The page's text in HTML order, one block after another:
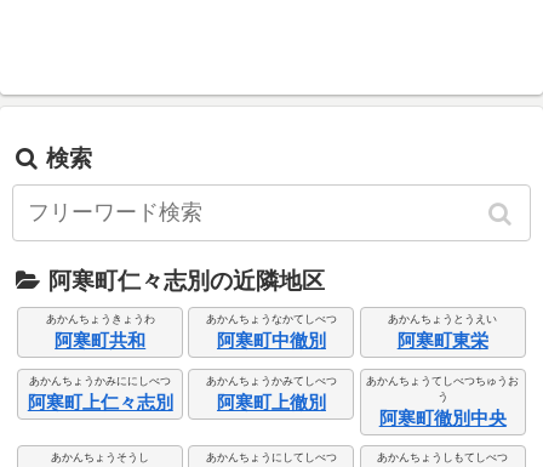
検索
阿寒町仁々志別の近隣地区
あかんちょうきょうわ
阿寒町共和
あかんちょうなかてしべつ
阿寒町中徹別
あかんちょうとうえい
阿寒町東栄
あかんちょうかみににしべつ
阿寒町上仁々志別
あかんちょうかみてしべつ
阿寒町上徹別
あかんちょうてしべつちゅうお
う
阿寒町徹別中央
あかんちょうそうし あかんちょうにしてしべつ あかんちょうしもてしべつ